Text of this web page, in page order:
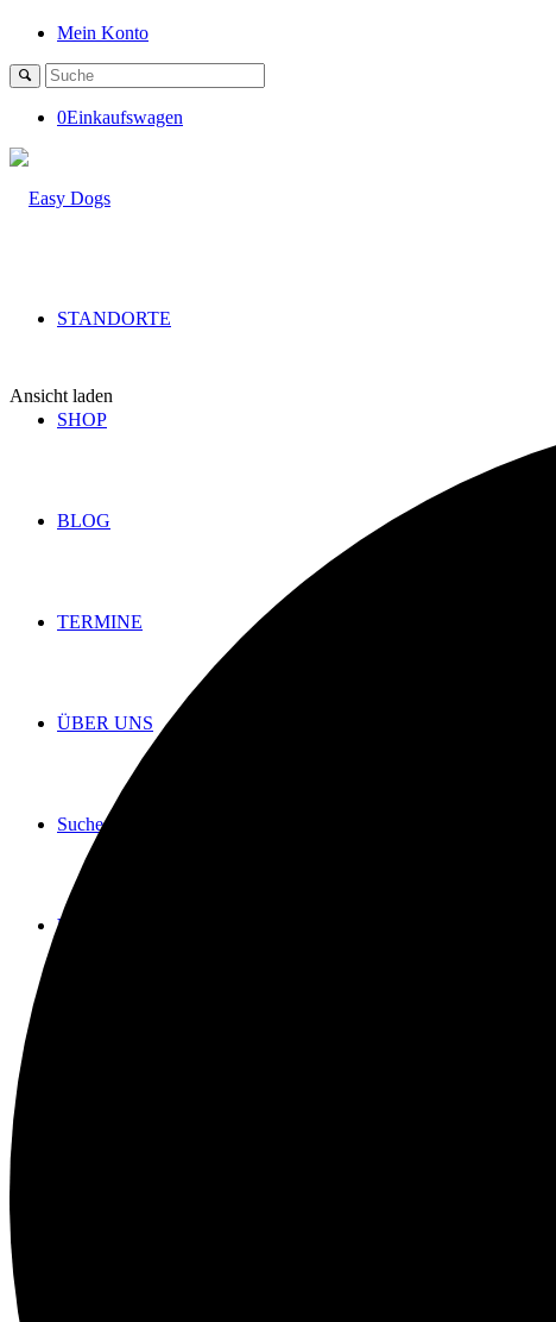
Mein Konto
0Einkaufswagen
STANDORTE
SHOP
BLOG
TERMINE
ÜBER UNS
Suche
Menü
Ansicht laden